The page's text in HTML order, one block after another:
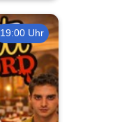
19:00 Uhr